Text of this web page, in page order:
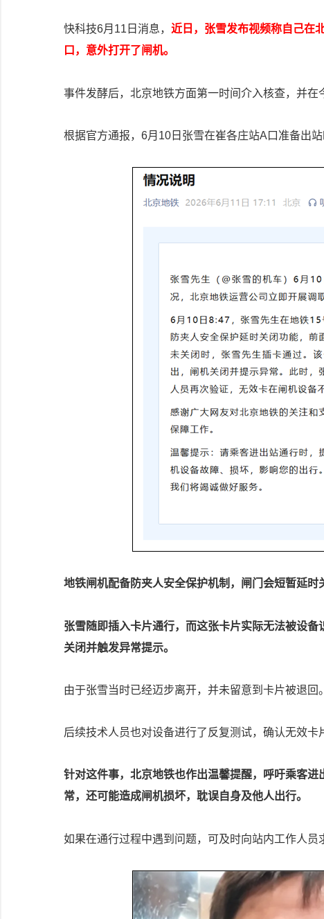
快科技6月11日消息， 近日，张雪发布视频称自己在
口，意外打开了闸机。
事件发酵后，北京地铁方面第一时间介入核查，并在
根据官方通报，6月10日张雪在崔各庄站A口准备出站
地铁闸机配备防夹人安全保护机制，闸门会短暂延时
张雪随即插入卡片通行，而这张卡片实际无法被设
关闭并触发异常提示。
由于张雪当时已经迈步离开，并未留意到卡片被退回。
后续技术人员也对设备进行了反复测试，确认无效卡
针对这件事，北京地铁也作出温馨提醒，呼吁乘客
常，还可能造成闸机损坏，耽误自身及他人出行。
如果在通行过程中遇到问题，可及时向站内工作人员